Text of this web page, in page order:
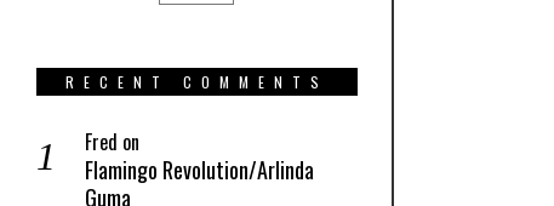
RECENT COMMENTS
Fred on
Flamingo Revolution/Arlinda
Guma